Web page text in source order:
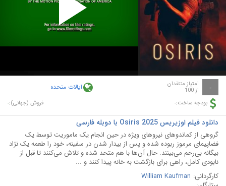
Play
Video
- امتیاز منتقدان
از 100 ایالات متحده
بودجه ساخت:- فروش (جهانی):-
دانلود فیلم اوزیریس Osiris 2025 با دوبله فارسی
گروهی از کماندوهای نیروهای ویژه در حین انجام یک ماموریت توسط یک
فضاپیمای مرموز ربوده شده و پس از بیدار شدن در سفینه، خود را طعمه یک نژاد
بیگانه بی‌رحم می‌بینند. حال آن‎‌ها با هم متحد شده و تلاش می‌کنند تا قبل از
نابودی کامل، راهی برای بازگشت به خانه پیدا کنند و ...
کارگردانی: William Kaufman